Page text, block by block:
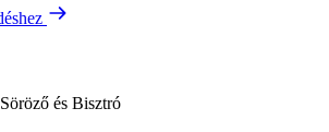
és Bisztró